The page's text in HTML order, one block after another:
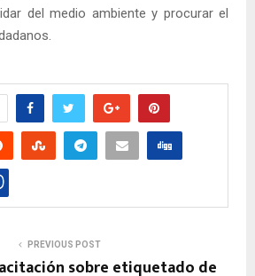
del medio ambiente y procurar el
PREVIOUS POST
sobre etiquetado de